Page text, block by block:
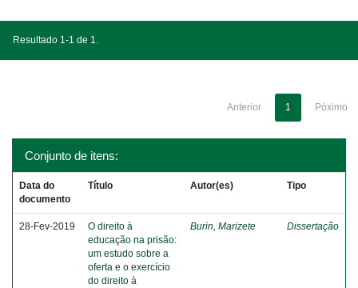
Resultado 1-1 de 1.
Anterior 1 Póximo
Conjunto de itens:
Data do
documento
Título Autor(es) Tipo
28-Fev-2019
O direito à
educação na prisão:
um estudo sobre a
oferta e o exercício
do direito à
Burin, Marizete Dissertação